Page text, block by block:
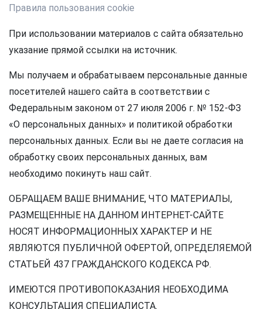
Правила пользования cookie
При использовании материалов с сайта обязательно
указание прямой ссылки на источник.
Мы получаем и обрабатываем персональные данные
посетителей нашего сайта в соответствии с
Федеральным законом от 27 июля 2006 г. № 152-ФЗ
«О персональных данных» и политикой обработки
персональных данных. Если вы не даете согласия на
обработку своих персональных данных, вам
необходимо покинуть наш сайт.
ОБРАЩАЕМ ВАШЕ ВНИМАНИЕ, ЧТО МАТЕРИАЛЫ,
РАЗМЕЩЕННЫЕ НА ДАННОМ ИНТЕРНЕТ-САЙТЕ
НОСЯТ ИНФОРМАЦИОННЫХ ХАРАКТЕР И НЕ
ЯВЛЯЮТСЯ ПУБЛИЧНОЙ ОФЕРТОЙ, ОПРЕДЕЛЯЕМОЙ
СТАТЬЕЙ 437 ГРАЖДАНСКОГО КОДЕКСА РФ.
ИМЕЮТСЯ ПРОТИВОПОКАЗАНИЯ НЕОБХОДИМА
КОНСУЛЬТАЦИЯ СПЕЦИАЛИСТА.